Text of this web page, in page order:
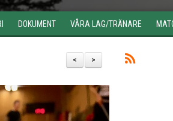
DOKUMENT VÅRA LAG/TRÄNARE
>
<